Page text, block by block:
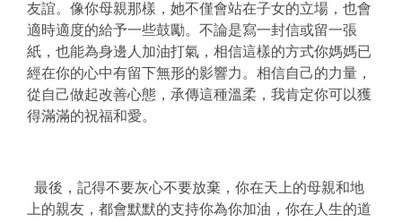
友誼。像你母親那樣，她不僅會站在子女的立場，也會
適時適度的給予一些鼓勵。不論是寫一封信或留一張
紙，也能為身邊人加油打氣，相信這樣的方式你媽媽已
經在你的心中有留下無形的影響力。相信自己的力量，
從自己做起改善心態，承傳這種溫柔，我肯定你可以獲
得滿滿的祝福和愛。
最後，記得不要灰心不要放棄，你在天上的母親和地
上的親友，都會默默的支持你為你加油，你在人生的道